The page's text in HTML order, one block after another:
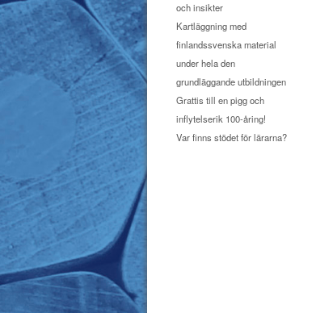
och insikter
Kartläggning med
finlandssvenska material
under hela den
grundläggande utbildningen
Grattis till en pigg och
inflytelserik 100-åring!
Var finns stödet för lärarna?